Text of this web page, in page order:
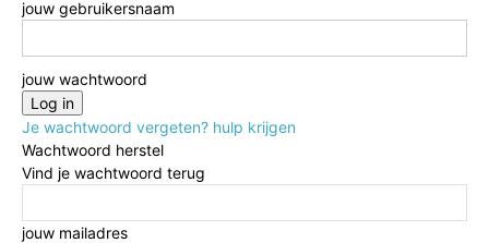
jouw gebruikersnaam
jouw wachtwoord
Je wachtwoord vergeten? hulp krijgen
Wachtwoord herstel
Vind je wachtwoord terug
jouw mailadres